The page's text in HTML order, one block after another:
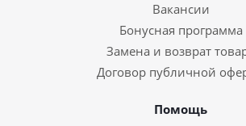
Вакансии
Бонусная программа
Замена и возврат
Договор публичной
Помощь